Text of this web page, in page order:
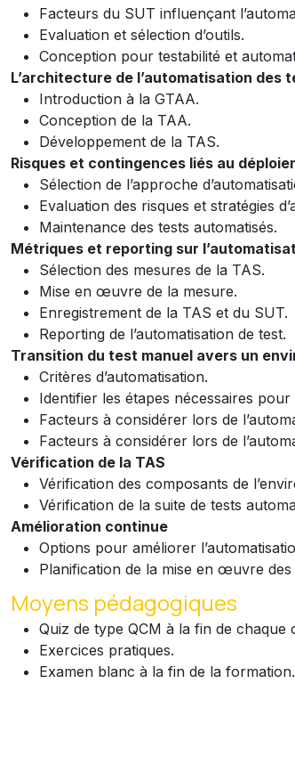
Facteurs du SUT influençant
Evaluation et sélection d’outils.
Conception pour testabilité et
L’architecture de l’automatisation des
Introduction à la GTAA.
Conception de la TAA.
Développement de la TAS.
Risques et contingences liés au
Sélection de l’approche
Evaluation des risques et stratégies
Maintenance des tests automatisés.
Métriques et reporting sur
Sélection des mesures de la TAS.
Mise en œuvre de la mesure.
Enregistrement de la TAS et du SUT.
Reporting de l’automatisation de test.
Transition du test manuel avers un
Critères d’automatisation.
Identifier les étapes nécessaires
Facteurs à considérer lors de
Facteurs à considérer lors de
Vérification de la TAS
Vérification des composants de
Vérification de la suite de tests
Amélioration continue
Options pour améliorer
Planification de la mise en œuvre des
Moyens pédagogiques
Quiz de type QCM à la fin de chaque
Exercices pratiques.
Examen blanc à la fin de la formation.